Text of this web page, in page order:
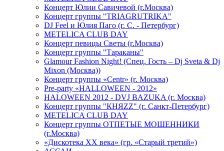
Концерт Юлии Савичевой (г.Москва)
Концерт группы "TRIAGRUTRIKA"
DJ Feel и Юлия Паго (г. С. - Петербург)
METELICA CLUB DAY
Концерт певицы Светы (г.Москва)
Концерт группы "Тараканы"
Glamour Fashion Night! (Спец. Гость – Dj Sveta & Dj
Mixon (Москва))
Концерт группы «Centr» (г. Москва)
Pre-party «HALLOWEEN - 2012»
HALOWEEN 2012 - DVJ BAZUKA (г. Москва)
Концерт группы "КНЯZZ" (г. Санкт-Петербург)
METELICA CLUB DAY
Концерт группы ОТПЕТЫЕ МОШЕННИКИ
(г.Москва)
«Дискотека ХХ века» (гр. «Старый третий»)